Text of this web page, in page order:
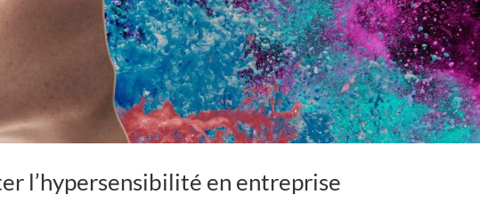
l’hypersensibilité en entreprise